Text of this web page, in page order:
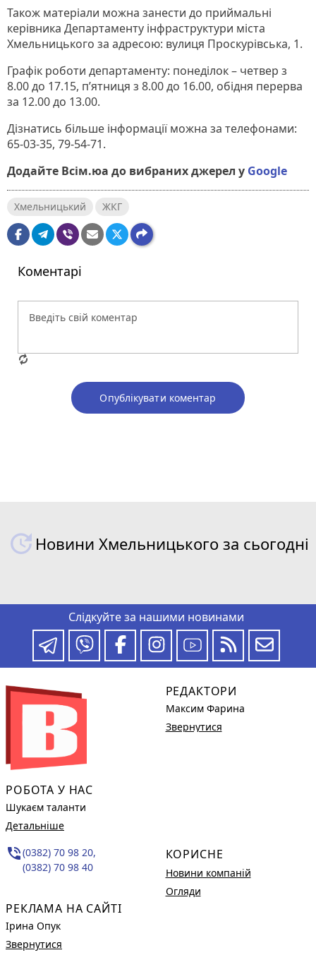
Також матеріали можна занести до приймальні
керівника Департаменту інфраструктури міста
Хмельницького за адресою: вулиця Проскурівська, 1.
Графік роботи департаменту: понеділок – четвер з
8.00 до 17.15, п’ятниця з 8.00 до 16.00, обідня перерва
за 12.00 до 13.00.
Дізнатись більше інформації можна за телефонами:
65-03-35, 79-54-71.
Додайте Всім.юа до вибраних джерел у Google
Хмельницький ЖКГ
Коментарі
Опублікувати коментар
Новини Хмельницького за сьогодні
Слідкуйте за нашими новинами
РОБОТА У НАС
Шукаєм таланти
Детальніше
phone_in_talk(0382) 70 98 20,
(0382) 70 98 40
РЕКЛАМА НА САЙТІ
Ірина Опук
Звернутися
РЕДАКТОРИ
Максим Фарина
Звернутися
КОРИСНЕ
Новини компаній
Огляди